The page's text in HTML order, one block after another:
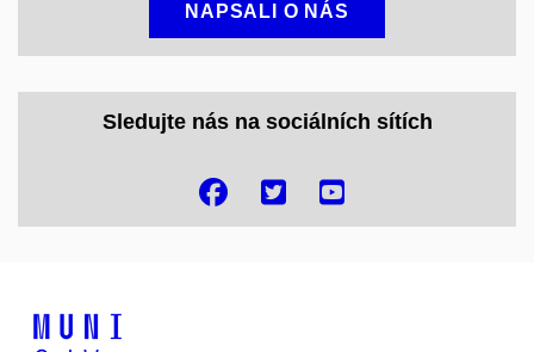
NAPSALI O NÁS
Sledujte nás na sociálních sítích